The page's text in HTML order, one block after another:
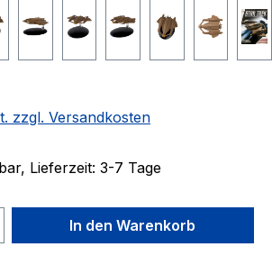
zzgl. Versandkosten
Lieferzeit: 3-7 Tage
Gib den
In den Warenkorb